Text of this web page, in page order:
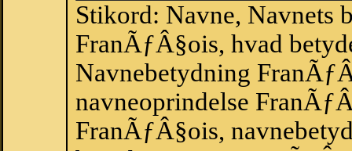
Stikord: Navne, Navnets
FranÃƒÂ§ois, hvad
Navnebetydning
navneoprindelse
FranÃƒÂ§ois,